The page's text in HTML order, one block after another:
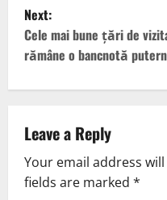
Next:
Cele mai bune țări de
rămâne o bancnotă
Leave a Reply
Your email address
fields are marked *